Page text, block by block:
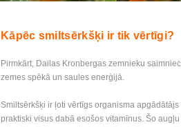
Kāpēc smiltsērkšķi ir tik vērtīgi?
Pirmkārt, Dailas Kronbergas zemnieku
zemes spēkā un saules enerģijā.
Smiltsērkšķi ir ļoti vērtīgs organisma
praktiski visus dabā esošos vitamīnus. Šo